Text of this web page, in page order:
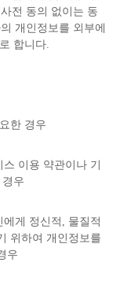
전 동의 없이는 동
개인정보를 외부에
합니다.
한 경우
이용 약관이나 기
우
게 정신적, 물질적
위하여 개인정보를
우